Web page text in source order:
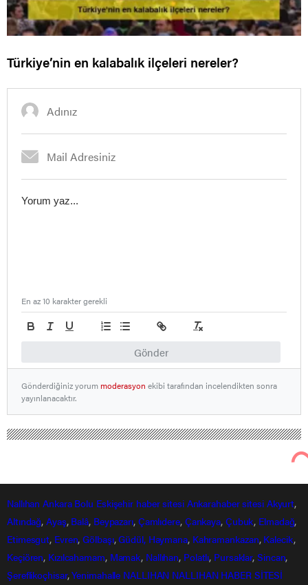
Türkiye’nin en kalabalık ilçeleri nereler?
Gönder
En az 10 karakter gerekli
Gönderdiğiniz yorummoderasyon ekibi tarafından incelendikten sonra
yayınlanacaktır.
Nallıhan Ankara Bolu Eskişehir haber sitesi Ankarahabersitesi Akyurt,
Altındağ,Ayaş, Balâ, Beypazarı, Çamlıdere, Çankaya, Çubuk, Elmadağ,
Etimesgut, Evren,Gölbaşı,Güdül, Haymana, Kahramankazan, Kalecik,
Keçiören, Kızılcahamam, Mamak, Nallıhan, Polatlı, Pursaklar,Sincan,
Şereflikoçhisar,Yenimahalle NALLIHAN NALLIHAN HABER SİTESİ